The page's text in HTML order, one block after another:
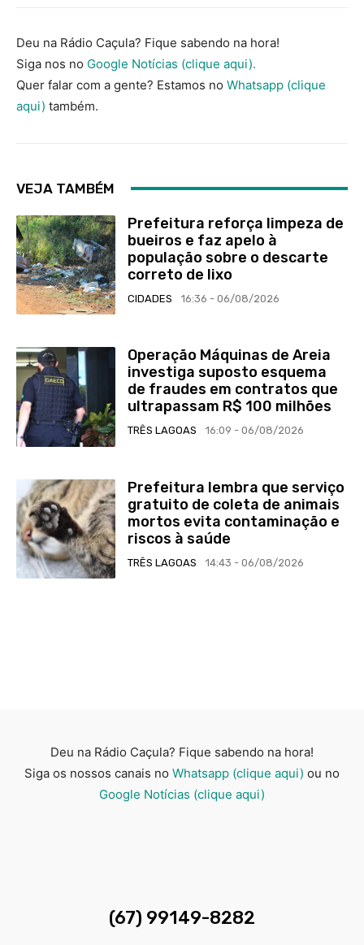
Deu na Rádio Caçula? Fique sabendo na hora!
Siga nos no Google Notícias (clique aqui).
Quer falar com a gente? Estamos no Whatsapp (clique
aqui) também.
VEJA TAMBÉM
Prefeitura reforça limpeza de
bueiros e faz apelo à
população sobre o descarte
correto de lixo
CIDADES 16:36 - 06/08/2026
Operação Máquinas de Areia
investiga suposto esquema
de fraudes em contratos que
ultrapassam R$ 100 milhões
TRÊS LAGOAS 16:09 - 06/08/2026
Prefeitura lembra que serviço
gratuito de coleta de animais
mortos evita contaminação e
riscos à saúde
TRÊS LAGOAS 14:43 - 06/08/2026
Deu na Rádio Caçula? Fique sabendo na hora!
Siga os nossos canais no Whatsapp (clique aqui) ou no
Google Notícias (clique aqui)
(67) 99149-8282